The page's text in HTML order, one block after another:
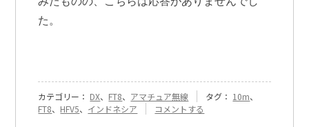
た。
カテゴリー： DX、 FT8、 アマチュア無線 タグ： 10m、
FT8、 HFV5、 インドネシア
『[209]
コメントする